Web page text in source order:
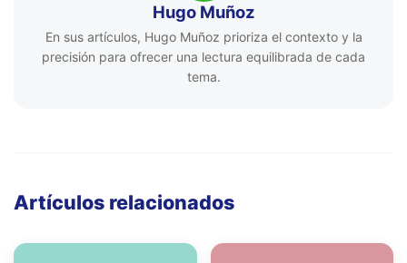
Hugo Muñoz
En sus artículos, Hugo Muñoz prioriza el contexto y la
precisión para ofrecer una lectura equilibrada de cada
tema.
Artículos relacionados